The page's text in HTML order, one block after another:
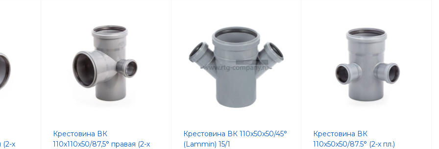
(2-х
Крестовина ВК
110х110х50/87,5° правая (2-х
Крестовина ВК 110х50x50/45°
(Lammin) 15/1
Крестовина ВК
110х50х50/87.5° (2-х пл.)